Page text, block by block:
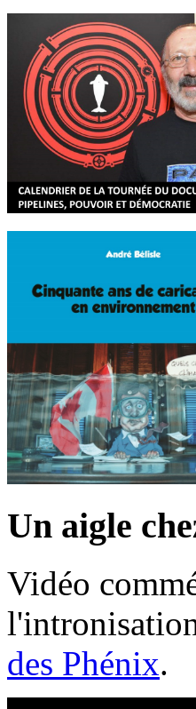
Un aigle
Vidéo
des Phénix.